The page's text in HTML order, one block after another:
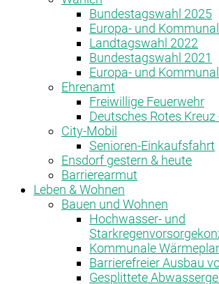
Bundestagswahl 2025
Europa- und
Landtagswahl 2022
Bundestagswahl 2021
Europa- und
Ehrenamt
Freiwillige Feuerwehr
Deutsches Rotes Kreuz
City-Mobil
Senioren-Einkaufsfahrt
Ensdorf gestern & heute
Barrierearmut
Leben & Wohnen
Bauen und Wohnen
Hochwasser- und
Kommunale
Barrierefreier Ausbau
Gesplittete